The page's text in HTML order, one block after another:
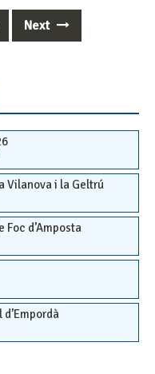
Next
Vilanova i la Geltrú
Foc d’Amposta